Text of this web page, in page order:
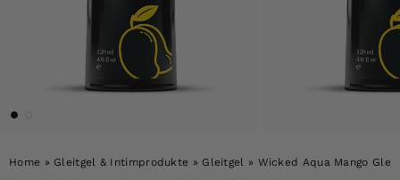
Home » Gleitgel & Intimprodukte » Gleitgel » Wicked Aqua Mango